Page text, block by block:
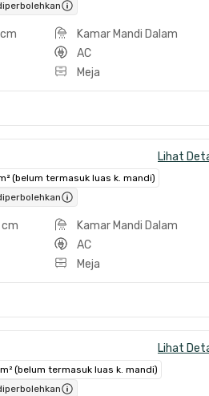
Kamar Mandi Dalam
AC
Meja
Lihat
(belum termasuk luas k. mandi)
cm
Kamar Mandi Dalam
AC
Meja
Lihat
(belum termasuk luas k. mandi)